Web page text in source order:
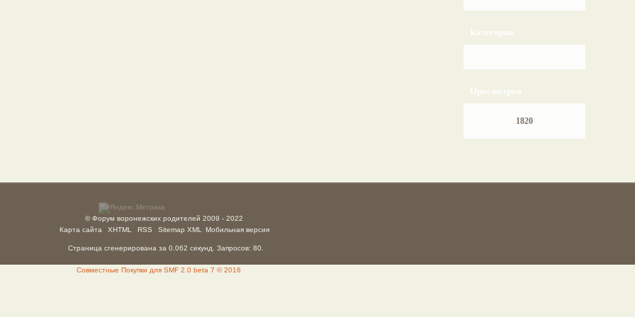
Категории
Просмотров
1820
© Форум воронежских родителей 2009 - 2022
Карта сайта
XHTML RSS Sitemap XML Мобильная версия
Страница сгенерирована за 0.062 секунд. Запросов: 80.
Совместные Покупки для SMF 2.0 beta 7 © 2016